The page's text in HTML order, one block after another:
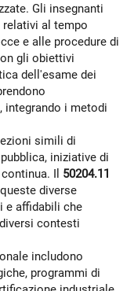
Gli insegnanti
al tempo
e alle procedure di
gli obiettivi
dell'esame dei
integrando i metodi
simili di
iniziative di
Il 50204.11
diverse
e affidabili che
contesti
includono
programmi di